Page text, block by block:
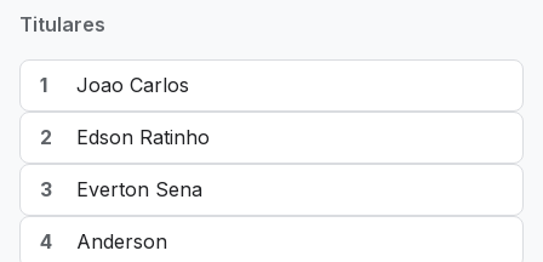
Titulares
1 Joao Carlos
2 Edson Ratinho
3 Everton Sena
4 Anderson